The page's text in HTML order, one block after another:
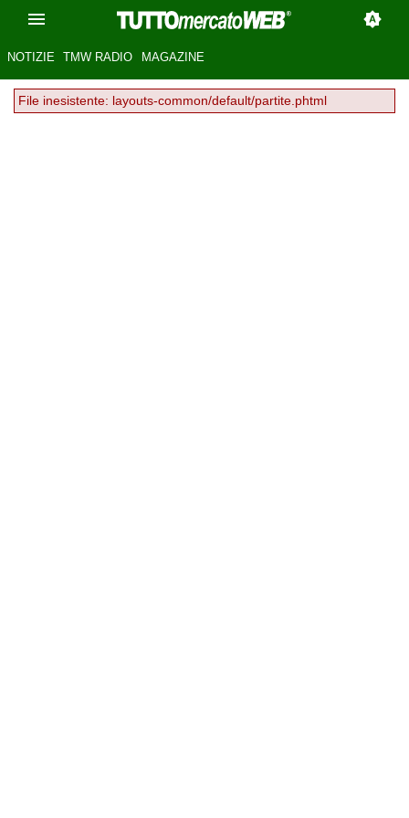
NOTIZIE TMW RADIO MAGAZINE
File inesistente: layouts-common/default/partite.phtml